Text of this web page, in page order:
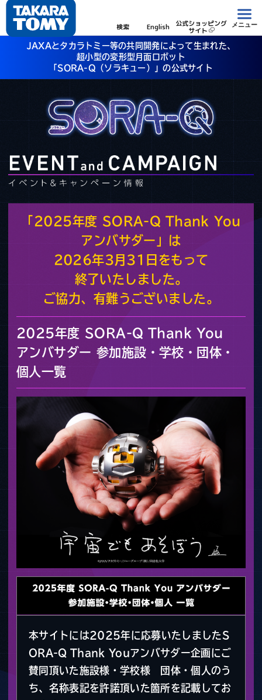
検索 English 公式ショッピング
サイト
メニュー
JAXAとタカラトミー等の共同開発によって生まれた、
超小型の変形型月面ロボット
「SORA-Q（ソラキュー）」の公式サイト
「2025年度 SORA-Q Thank You
アンバサダー」は
2026年3月31日をもって
終了いたしました。
ご協力、有難うございました。
2025年度 SORA-Q Thank You
アンバサダー 参加施設・学校・団体・
個人一覧
本サイトには2025年に応募いたしましたS
ORA-Q Thank Youアンバサダー企画にご
賛同頂いた施設様・学校様 団体・個人のう
ち、名称表記を許諾頂いた箇所を記載してお